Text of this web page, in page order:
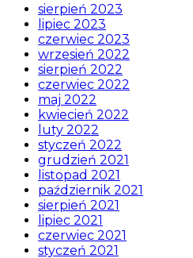
sierpień 2023
lipiec 2023
czerwiec 2023
wrzesień 2022
sierpień 2022
czerwiec 2022
maj 2022
kwiecień 2022
luty 2022
styczeń 2022
grudzień 2021
listopad 2021
październik 2021
sierpień 2021
lipiec 2021
czerwiec 2021
styczeń 2021